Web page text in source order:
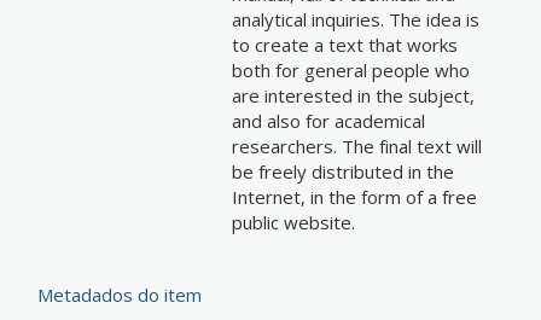
analytical inquiries. The idea is
to create a text that works
both for general people who
are interested in the subject,
and also for academical
researchers. The final text will
be freely distributed in the
Internet, in the form of a free
public website.
Metadados do item